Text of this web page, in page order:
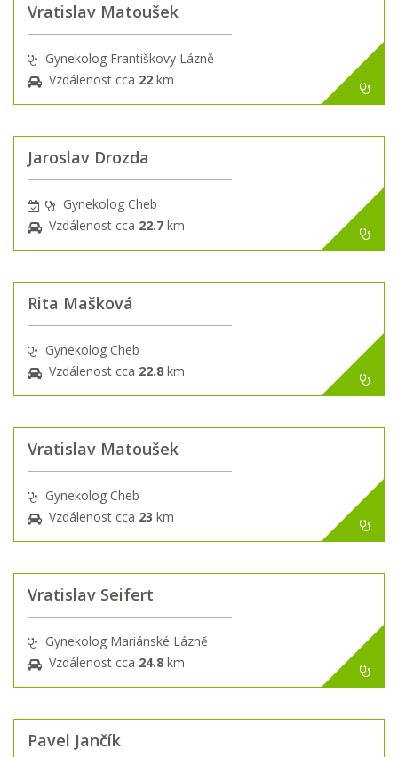
Vratislav Matoušek
Gynekolog Františkovy Lázně
Vzdálenost cca 22 km
Jaroslav Drozda
Gynekolog Cheb
Vzdálenost cca 22.7 km
Rita Mašková
Gynekolog Cheb
Vzdálenost cca 22.8 km
Vratislav Matoušek
Gynekolog Cheb
Vzdálenost cca 23 km
Vratislav Seifert
Gynekolog Mariánské Lázně
Vzdálenost cca 24.8 km
Pavel Jančík